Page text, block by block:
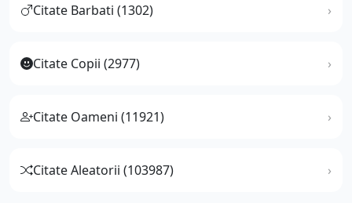
Citate Barbati (1302)
Citate Copii (2977)
Citate Oameni (11921)
Citate Aleatorii (103987)